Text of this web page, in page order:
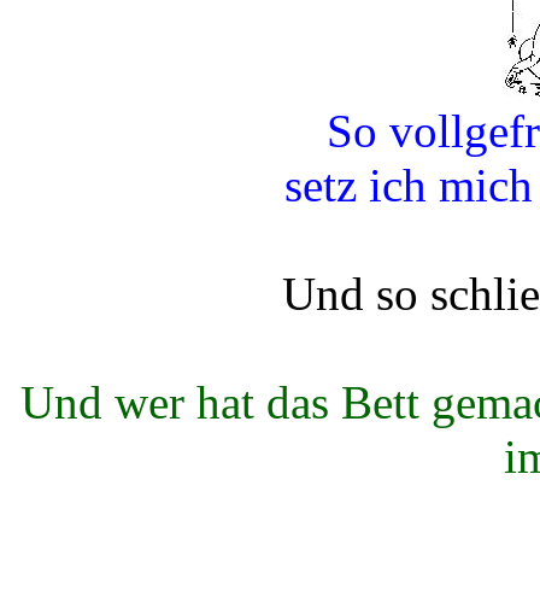
So
setz ich
Und so
Und wer hat das Bett